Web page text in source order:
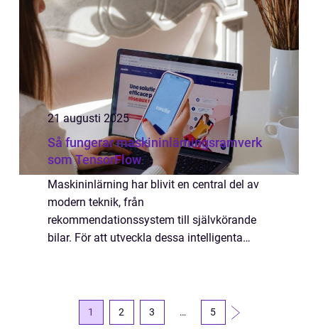
21 augusti 2025
Så fungerar maskininlärningsramverk
som TensorFlow
Maskininlärning har blivit en central del av
modern teknik, från
rekommendationssystem till självkörande
bilar. För att utveckla dessa intelligenta
1 2 3 … 5